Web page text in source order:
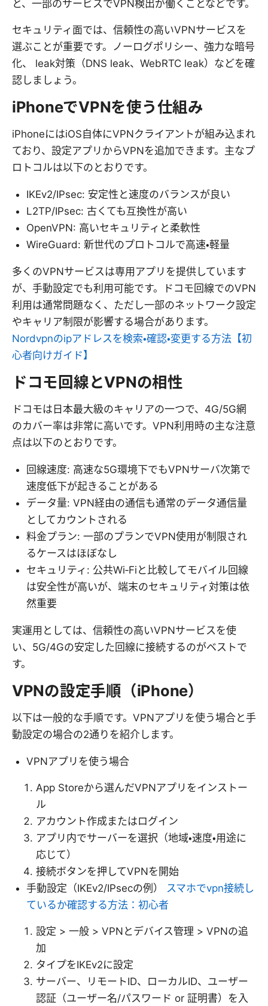
と、一部のサービスでVPN検出が働くことなどです。
セキュリティ面では、信頼性の高いVPNサービスを
選ぶことが重要です。ノーログポリシー、強力な暗号
化、 leak対策（DNS leak、WebRTC leak）などを確
認しましょう。
iPhoneでVPNを使う仕組み
iPhoneにはiOS自体にVPNクライアントが組み込まれ
ており、設定アプリからVPNを追加できます。主なプ
ロトコルは以下のとおりです。
IKEv2/IPsec: 安定性と速度のバランスが良い
L2TP/IPsec: 古くても互換性が高い
OpenVPN: 高いセキュリティと柔軟性
WireGuard: 新世代のプロトコルで高速・軽量
多くのVPNサービスは専用アプリを提供しています
が、手動設定でも利用可能です。ドコモ回線でのVPN
利用は通常問題なく、ただし一部のネットワーク設定
やキャリア制限が影響する場合があります。
Nordvpnのipアドレスを検索・確認・変更する方法【初
心者向けガイド】
ドコモ回線とVPNの相性
ドコモは日本最大級のキャリアの一つで、4G/5G網
のカバー率は非常に高いです。VPN利用時の主な注意
点は以下のとおりです。
回線速度: 高速な5G環境下でもVPNサーバ次第で
速度低下が起きることがある
データ量: VPN経由の通信も通常のデータ通信量
としてカウントされる
料金プラン: 一部のプランでVPN使用が制限され
るケースはほぼなし
セキュリティ: 公共Wi‑Fiと比較してモバイル回線
は安全性が高いが、端末のセキュリティ対策は依
然重要
実運用としては、信頼性の高いVPNサービスを使
い、5G/4Gの安定した回線に接続するのがベストで
す。
VPNの設定手順（iPhone）
以下は一般的な手順です。VPNアプリを使う場合と手
動設定の場合の2通りを紹介します。
VPNアプリを使う場合
App Storeから選んだVPNアプリをインストー
ル
アカウント作成またはログイン
アプリ内でサーバーを選択（地域・速度・用途に
応じて）
接続ボタンを押してVPNを開始
手動設定（IKEv2/IPsecの例） スマホでvpn接続し
ているか確認する方法：初心者
設定 > 一般 > VPNとデバイス管理 > VPNの追
加
タイプをIKEv2に設定
サーバー、リモートID、ローカルID、ユーザー
認証（ユーザー名/パスワード or 証明書）を入